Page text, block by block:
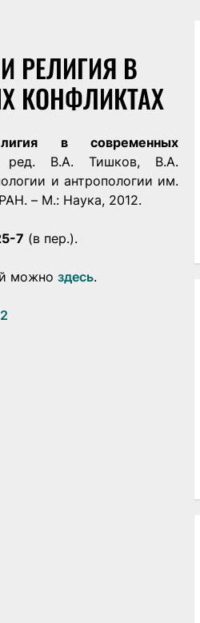
РЕЛИГИЯ В
КОНФЛИКТАХ
в современных
В.А. Тишков, В.А.
и антропологии им.
– М.: Наука, 2012.
7 (в пер.).
можноздесь.